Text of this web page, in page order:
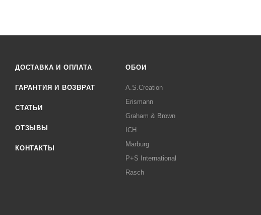
ДОСТАВКА И ОПЛАТА
ГАРАНТИЯ И ВОЗВРАТ
СТАТЬИ
ОТЗЫВЫ
КОНТАКТЫ
ОБОИ
A.S.Creation
Erismann
Graham & Brown
ICH
Marburg
P+S International
Rasch